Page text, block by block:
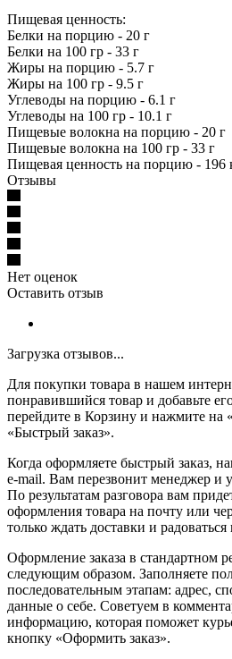
Пищевая ценность:
Белки на порцию - 20 г
Белки на 100 гр - 33 г
Жиры на порцию - 5.7 г
Жиры на 100 гр - 9.5 г
Углеводы на порцию - 6.1 г
Углеводы на 100 гр - 10.1 г
Пищевые волокна на порцию - 20 г
Пищевые волокна на 100 гр - 33 г
Пищевая ценность на порцию - 196
Отзывы
Нет оценок
Оставить отзыв
Загрузка отзывов...
Для покупки товара в нашем
понравившийся товар и добавьте
перейдите в Корзину и нажмите на
«Быстрый заказ».
Когда оформляете быстрый заказ,
e-mail. Вам перезвонит менеджер и
По результатам разговора вам
оформления товара на почту или
только ждать доставки и
Оформление заказа в стандартном
следующим образом. Заполняете
последовательным этапам: адрес,
данные о себе. Советуем в
информацию, которая поможет
кнопку «Оформить заказ».